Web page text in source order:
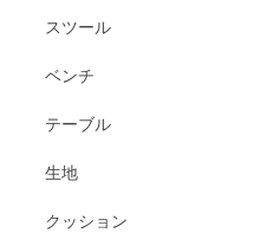
スツール
ベンチ
テーブル
生地
クッション